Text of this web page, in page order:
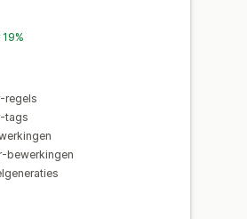
regels
tags
bewerkingen